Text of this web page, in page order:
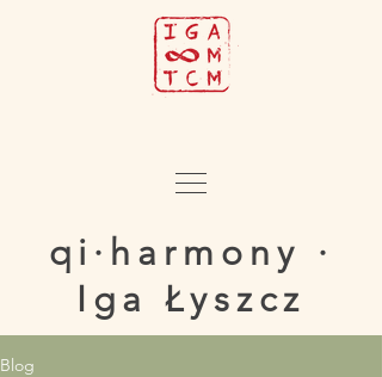
qi·harmony ·
Iga Łyszcz
Blog